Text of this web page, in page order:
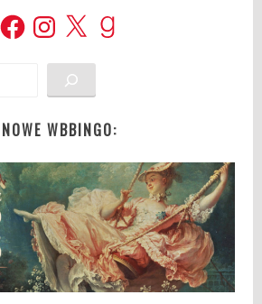
FacebookInstagram
X Goodreads
NOWE WBBINGO: